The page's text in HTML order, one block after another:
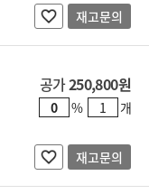
재고문의
공가250,800원
% 개
재고문의